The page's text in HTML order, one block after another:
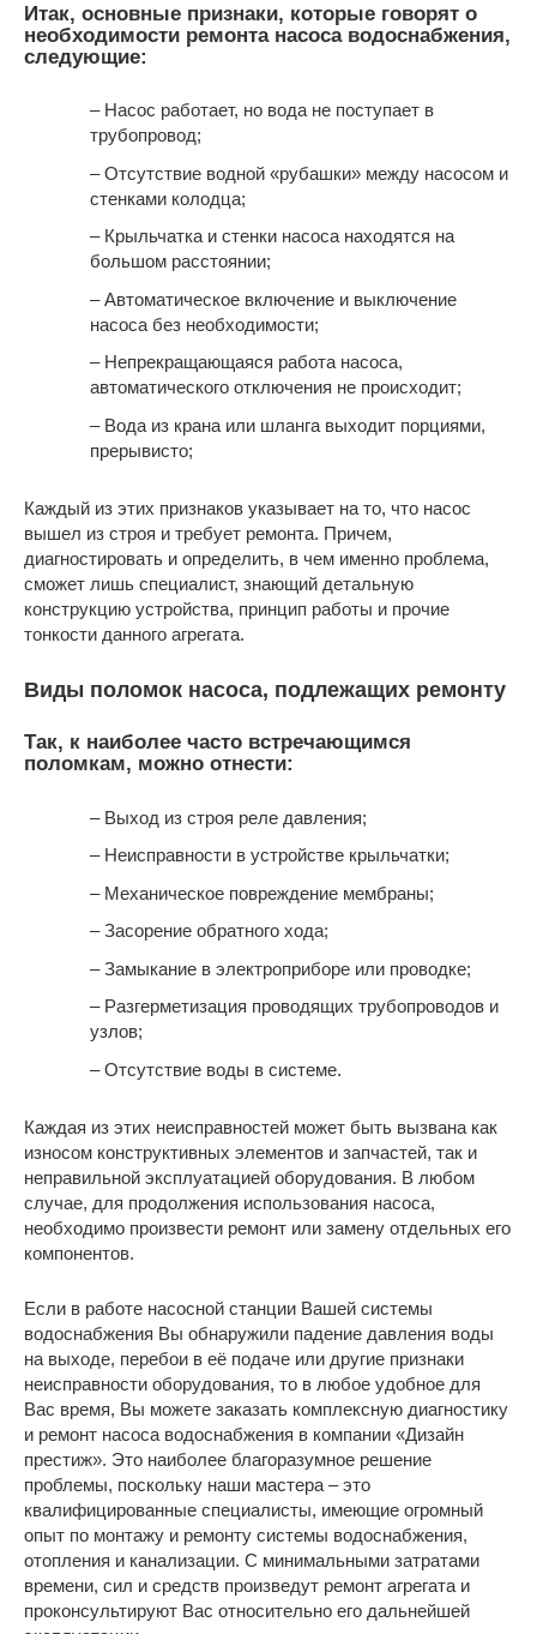
Итак, основные признаки, которые говорят о
необходимости ремонта насоса водоснабжения,
следующие:
– Насос работает, но вода не поступает в
трубопровод;
– Отсутствие водной «рубашки» между насосом и
стенками колодца;
– Крыльчатка и стенки насоса находятся на
большом расстоянии;
– Автоматическое включение и выключение
насоса без необходимости;
– Непрекращающаяся работа насоса,
автоматического отключения не происходит;
– Вода из крана или шланга выходит порциями,
прерывисто;
Каждый из этих признаков указывает на то, что насос
вышел из строя и требует ремонта. Причем,
диагностировать и определить, в чем именно проблема,
сможет лишь специалист, знающий детальную
конструкцию устройства, принцип работы и прочие
тонкости данного агрегата.
Виды поломок насоса, подлежащих ремонту
Так, к наиболее часто встречающимся
поломкам, можно отнести:
– Выход из строя реле давления;
– Неисправности в устройстве крыльчатки;
– Механическое повреждение мембраны;
– Засорение обратного хода;
– Замыкание в электроприборе или проводке;
– Разгерметизация проводящих трубопроводов и
узлов;
– Отсутствие воды в системе.
Каждая из этих неисправностей может быть вызвана как
износом конструктивных элементов и запчастей, так и
неправильной эксплуатацией оборудования. В любом
случае, для продолжения использования насоса,
необходимо произвести ремонт или замену отдельных его
компонентов.
Если в работе насосной станции Вашей системы
водоснабжения Вы обнаружили падение давления воды
на выходе, перебои в её подаче или другие признаки
неисправности оборудования, то в любое удобное для
Вас время, Вы можете заказать комплексную диагностику
и ремонт насоса водоснабжения в компании «Дизайн
престиж». Это наиболее благоразумное решение
проблемы, поскольку наши мастера – это
квалифицированные специалисты, имеющие огромный
опыт по монтажу и ремонту системы водоснабжения,
отопления и канализации. С минимальными затратами
времени, сил и средств произведут ремонт агрегата и
проконсультируют Вас относительно его дальнейшей